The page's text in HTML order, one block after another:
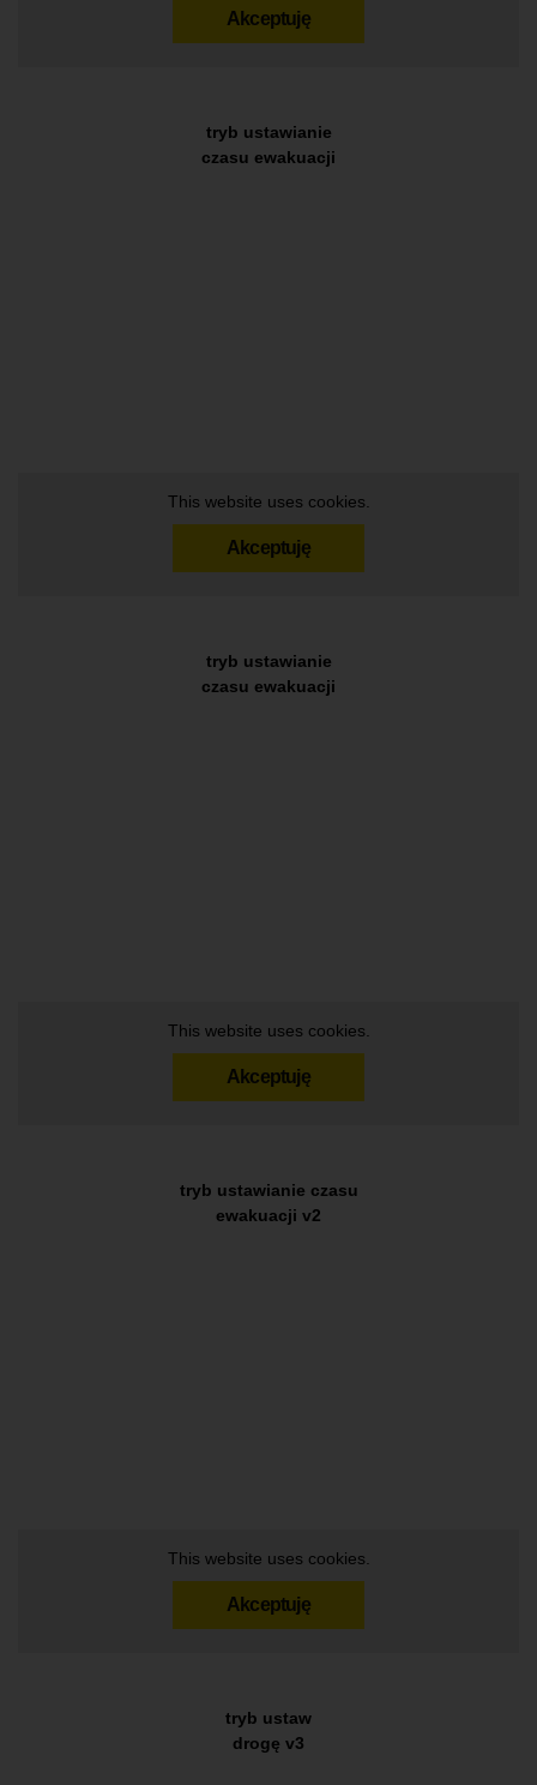
Akceptuję
tryb ustawianie
czasu ewakuacji
This website uses cookies.
Akceptuję
tryb ustawianie
czasu ewakuacji
This website uses cookies.
Akceptuję
tryb ustawianie czasu
ewakuacji v2
This website uses cookies.
Akceptuję
tryb ustaw
drogę v3